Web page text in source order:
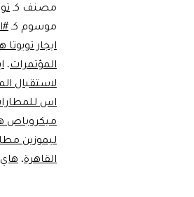
مصنف كـ
موسوم كـ
ايجار تويوتا
المؤتمرات،
لاستقبال
اس
ميكروباص
ليموزين
القاهرة،